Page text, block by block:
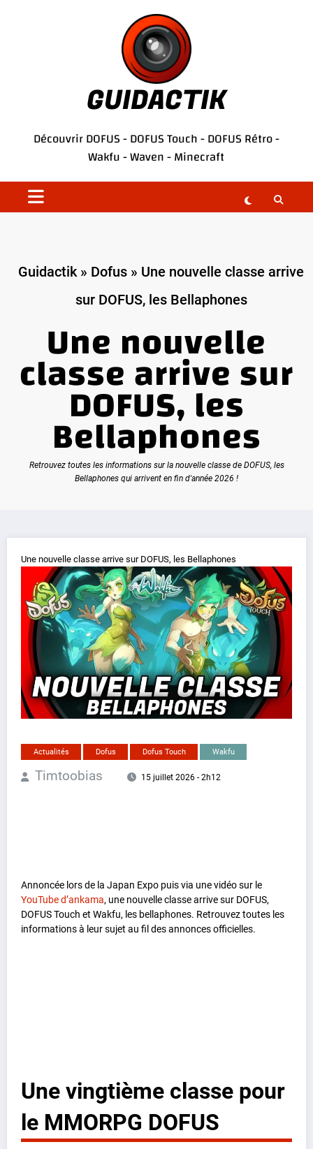
GUIDACTIK
DécouvrirDOFUS-DOFUS Touch-DOFUS Rétro-
Wakfu-Waven-Minecraft
Guidactik» Dofus » Une nouvelle classe arrive
sur DOFUS, les Bellaphones
Une nouvelle
classe arrive sur
DOFUS, les
Bellaphones
Retrouvez toutes les informations sur la nouvelle classe de DOFUS, les
Bellaphones qui arrivent en fin d'année 2026 !
Une nouvelle classe arrive sur DOFUS, les Bellaphones
Actualités Dofus Dofus Touch Wakfu
Timtoobias 15 juillet 2026 - 2h12
Annoncée lors de la Japan Expo puis via une vidéo sur le
YouTube d’ankama, une nouvelle classe arrive sur DOFUS,
DOFUS Touch et Wakfu, les bellaphones. Retrouvez toutes les
informations à leur sujet au fil des annonces officielles.
Une vingtième classe pour
le MMORPG DOFUS